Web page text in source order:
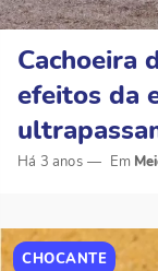
Cachoeira
efeitos da
Há 3 anos
CHOCANTE